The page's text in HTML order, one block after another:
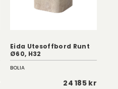
Eida Utesoffbord Runt
Ø60, H32
BOLIA
24 185 kr